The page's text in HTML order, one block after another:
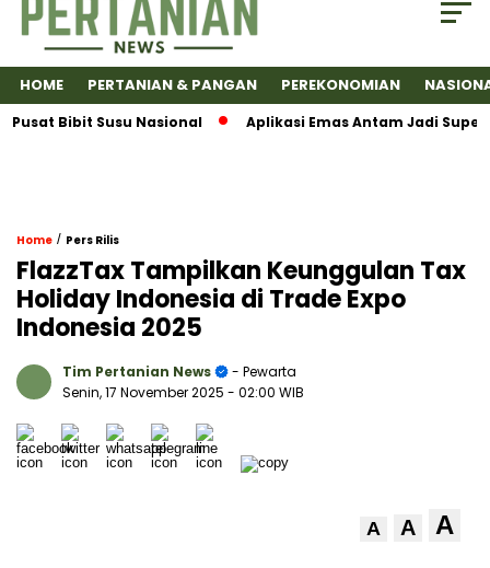
HOME PERTANIAN & PANGAN PEREKONOMIAN
Bibit Susu Nasional Aplikasi Emas Antam Jadi
Home / Pers Rilis
FlazzTax Tampilkan Keunggulan Tax
Holiday Indonesia di Trade Expo
Indonesia 2025
Tim Pertanian News
- Pewarta
Senin, 17 November 2025 - 02:00 WIB
A A A